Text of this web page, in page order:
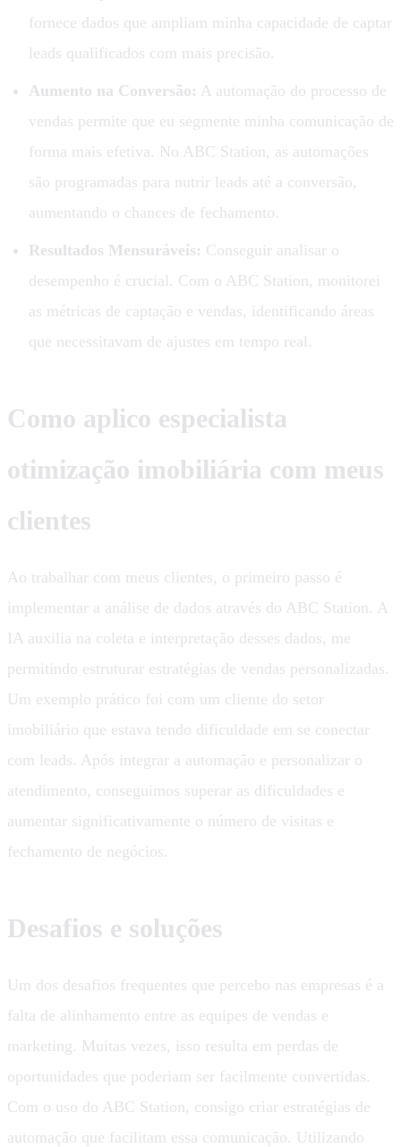
fornece dados que ampliam minha capacidade de captar
leads qualificados com mais precisão.
Aumento na Conversão: A automação do processo de
vendas permite que eu segmente minha comunicação de
forma mais efetiva. No ABC Station, as automações
são programadas para nutrir leads até a conversão,
aumentando o chances de fechamento.
Resultados Mensuráveis: Conseguir analisar o
desempenho é crucial. Com o ABC Station, monitorei
as métricas de captação e vendas, identificando áreas
que necessitavam de ajustes em tempo real.
Como aplico especialista
otimização imobiliária com meus
clientes
Ao trabalhar com meus clientes, o primeiro passo é
implementar a análise de dados através do ABC Station. A
IA auxilia na coleta e interpretação desses dados, me
permitindo estruturar estratégias de vendas personalizadas.
Um exemplo prático foi com um cliente do setor
imobiliário que estava tendo dificuldade em se conectar
com leads. Após integrar a automação e personalizar o
atendimento, conseguimos superar as dificuldades e
aumentar significativamente o número de visitas e
fechamento de negócios.
Desafios e soluções
Um dos desafios frequentes que percebo nas empresas é a
falta de alinhamento entre as equipes de vendas e
marketing. Muitas vezes, isso resulta em perdas de
oportunidades que poderiam ser facilmente convertidas.
Com o uso do ABC Station, consigo criar estratégias de
automação que facilitam essa comunicação. Utilizando